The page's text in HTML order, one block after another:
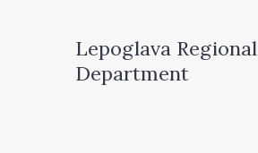
Lepoglava Regional
Department